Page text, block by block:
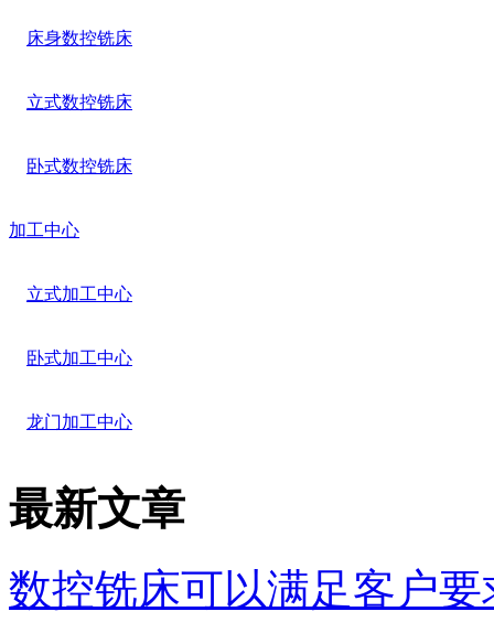
床身数控铣床
立式数控铣床
卧式数控铣床
加工中心
立式加工中心
卧式加工中心
龙门加工中心
最新文章
数控铣床可以满足客户要